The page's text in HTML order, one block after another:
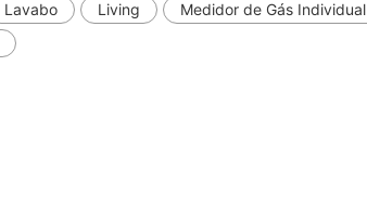
Lavabo Living
Medidor de Gás Individual